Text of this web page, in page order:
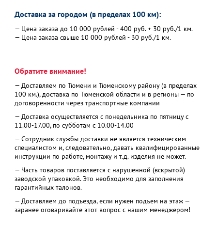
Доставка за городом (в пределах 100 км):
— Цена заказа до 10 000 рублей - 400 руб. + 30 руб./1 км.
— Цена заказа свыше 10 000 рублей - 30 руб./1 км.
Обратите внимание!
— Доставляем по Тюмени и Тюменскому району (в пределах
100 км.), доставка по Тюменской области и в регионы — по
договоренности через транспортные компании
— Доставка осуществляется с понедельника по пятницу с
11.00-17.00, по субботам с 10.00-14.00
— Сотрудник службы доставки не является техническим
специалистом и, следовательно, давать квалифицированные
инструкции по работе, монтажу и т.д. изделия не может.
— Часть товаров поставляется с нарушенной (вскрытой)
заводской упаковкой. Это необходимо для заполнения
гарантийных талонов.
— Доставляем до подъезда, если нужен подъем на этаж —
заранее оговаривайте этот вопрос с нашим менеджером!